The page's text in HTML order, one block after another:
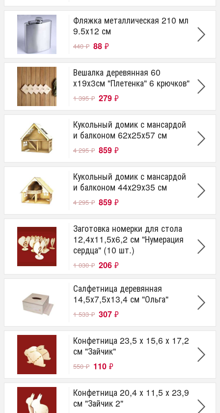
Фляжка металлическая 210 мл
9.5х12 см
440₽ 88 ₽
Вешалка деревянная 60
х19х3см "Плетенка" 6 крючков"
1 395₽ 279 ₽
Кукольный домик с мансардой
и балконом 62х25х57 см
4 295₽ 859 ₽
Кукольный домик с мансардой
и балконом 44х29х35 см
4 295₽ 859 ₽
Заготовка номерки для стола
12,4х11,5х6,2 см "Нумерация
сердца" (10 шт.)
1 030₽ 206 ₽
Салфетница деревянная
14,5х7,5х13,4 см "Ольга"
1 533₽ 307 ₽
Конфетница 23,5 х 15,6 х 17,2
см "Зайчик"
550₽ 110 ₽
Конфетница 20,4 х 11,5 х 23,9
см "Зайчик 2"